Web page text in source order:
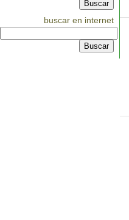
buscar en internet